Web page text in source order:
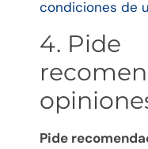
condiciones de
4. Pide
Pide